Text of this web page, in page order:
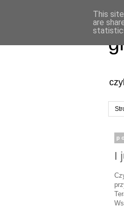
I
This
are